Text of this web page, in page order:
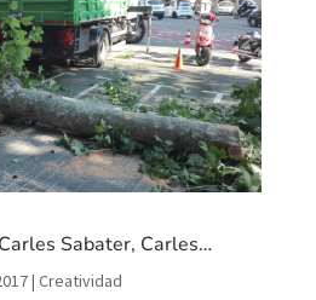
Sabater, Carles…
| Creatividad